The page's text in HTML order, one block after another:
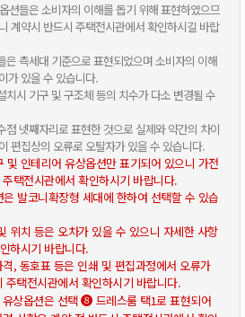
션들은 소비자의 이해를 돕기 위해 표현하였으므
계약시 반드시 주택전시관에서 확인하시길 바랍
측세대 기준으로 표현되었으며 소비자의 이해
가 있을 수 있습니다.
시 기구 및 구조체 등의 치수가 다소 변경될 수
넷째자리로 표현한 것으로 실제와 약간의 차이
편집상의 오류로 오탈자가 있을 수 있습니다.
인테리어 유상옵션만 표기되어 있으니 가전
택전시관에서 확인하시기 바랍니다.
발코니확장형 세대에 한하여 선택할 수 있습
위치 등은 오차가 있을 수 있으니 자세한 사항
하시기 바랍니다.
, 동호표 등은 인쇄 및 편집과정에서 오류가
택전시관에서 확인하시기 바랍니다.
상옵션은 선택❽ 드레스룸 택1로 표현되어